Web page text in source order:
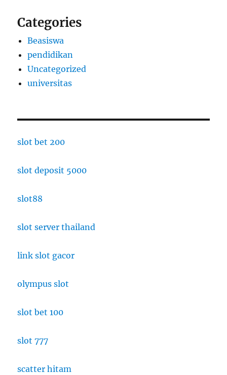
Categories
Beasiswa
pendidikan
Uncategorized
universitas
slot bet 200
slot deposit 5000
slot88
slot server thailand
link slot gacor
olympus slot
slot bet 100
slot 777
scatter hitam